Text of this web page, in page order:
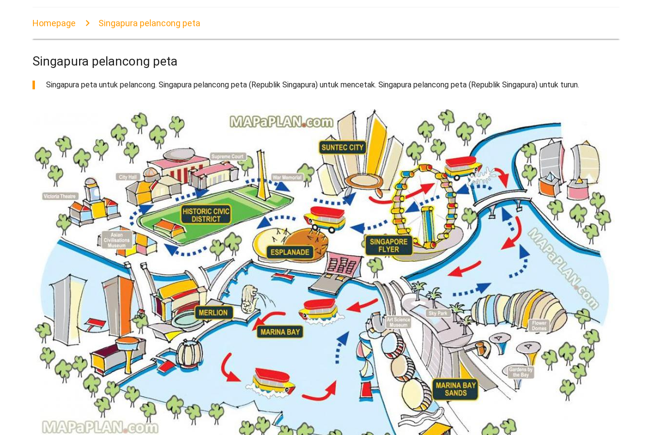
Homepage Singapura pelancong peta
Singapura pelancong peta
Singapura peta untuk pelancong. Singapura pelancong peta (Republik Singapura) untuk mencetak. Singapura pelancong peta (Republik Singapura) untuk turun.